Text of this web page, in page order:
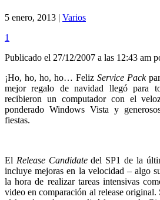
5 enero, 2013 | Varios
1
Publicado el 27/12/2007 a las 12:43 am
¡Ho, ho, ho, ho… Feliz Service Pack
mejor regalo de navidad llegó para
recibieron un computador con el
ponderado Windows Vista y
fiestas.
El Release Candidatedel SP1 de la
incluye mejoras en la velocidad – algo
la hora de realizar tareas intensivas
video en comparación al release